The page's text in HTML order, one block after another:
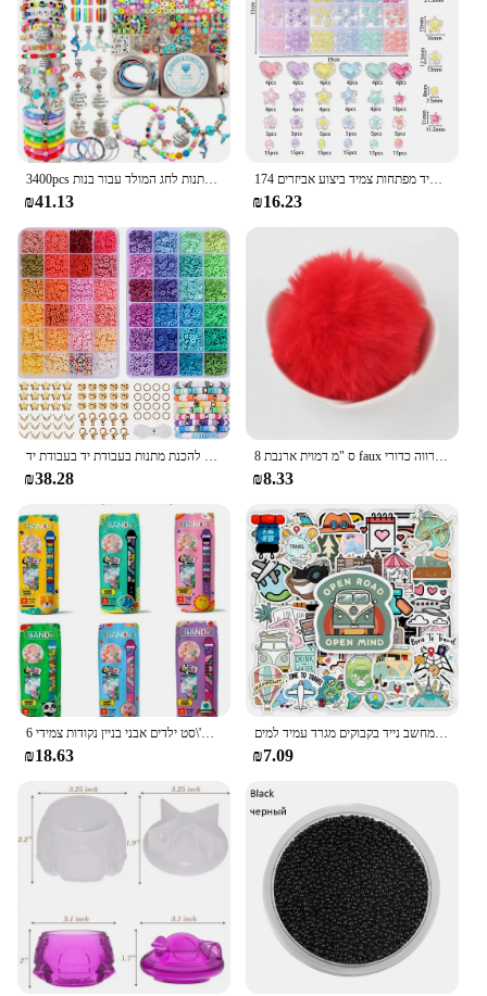
3400pcs צמיד ידידות צמיד ביצוע חרוזים קימות תכשיטים הכנת ערכת ציוד לידות יום הולדת מתנות לחג המולד עבור בנות
₪41.13
174 לב יח'\קופסא הלב חרוזים אקריליים פרח עגול עגול רופפים רופפים עבור צמיד מפתחות צמיד ביצוע אביזרים
₪16.23
צמיד חרוזי חימר שהופך את ערכת ידידות שטוחה עגולה פולימר להגדיר תכשיטים להכנת מתנות בעבודת יד בעבודת יד
₪38.28
8 ס "מ דמוית ארנבת faux ארנב פרווה כדורי pomom כדורי פרווה עם רצועת גומי בעבודת יד סרוג בעבודת יד
₪8.33
6 יח'\סט ילדים אבני בניין נקודות צמידי DIY Creative מלאכת ידידות צמיד ביצוע ערכת לילדים יום הולדת חג מתנה
₪18.63
קריקטורה חמודה העולם נסיעות מדבקות צעצוע מתנה גרפיטי דקסל דקורטיבי עבור מזוודות מחשב נייד בקבוקים מגרד עמיד למים
₪7.09